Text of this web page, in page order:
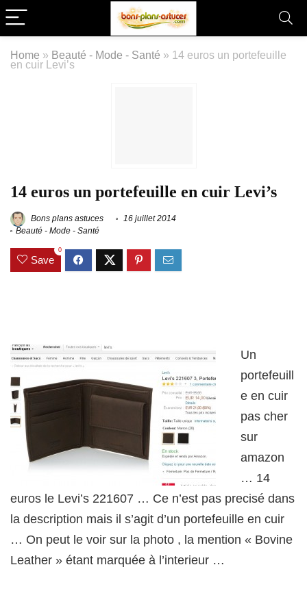
Home » Beauté - Mode - Santé » 14 euros un portefeuille
en cuir Levi’s
14 euros un portefeuille en cuir Levi’s
Bons plans astuces
16 juillet 2014
Beauté - Mode - Santé
Save
0
Un
portefeuill
e en cuir
pas cher
sur
amazon
… 14
euros le Levi’s 221607 … Ce n’est pas precisé dans
la description mais il s’agit d’un portefeuille en cuir
… On peut le voir sur la photo , la mention « Bovine
Leather » étant marquée à l’interieur …